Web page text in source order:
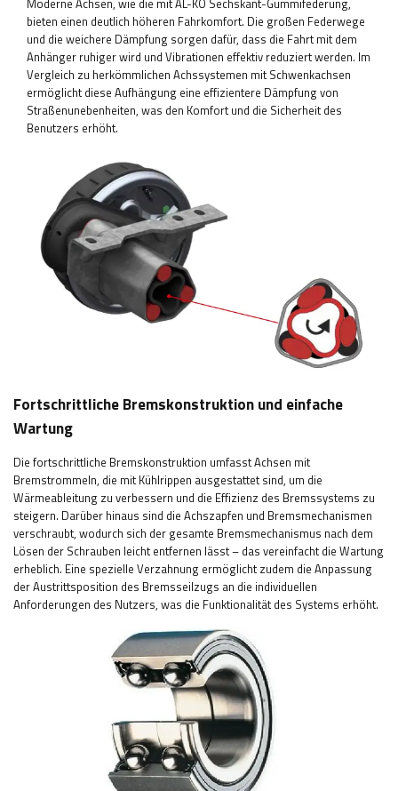
Moderne Achsen, wie die mit AL-KO Sechskant-Gummifederung,
bieten einen deutlich höheren Fahrkomfort. Die großen Federwege
und die weichere Dämpfung sorgen dafür, dass die Fahrt mit dem
Anhänger ruhiger wird und Vibrationen effektiv reduziert werden. Im
Vergleich zu herkömmlichen Achssystemen mit Schwenkachsen
ermöglicht diese Aufhängung eine effizientere Dämpfung von
Straßenunebenheiten, was den Komfort und die Sicherheit des
Benutzers erhöht.
Fortschrittliche Bremskonstruktion und einfache
Wartung
Die fortschrittliche Bremskonstruktion umfasst Achsen mit
Bremstrommeln, die mit Kühlrippen ausgestattet sind, um die
Wärmeableitung zu verbessern und die Effizienz des Bremssystems zu
steigern. Darüber hinaus sind die Achszapfen und Bremsmechanismen
verschraubt, wodurch sich der gesamte Bremsmechanismus nach dem
Lösen der Schrauben leicht entfernen lässt – das vereinfacht die Wartung
erheblich. Eine spezielle Verzahnung ermöglicht zudem die Anpassung
der Austrittsposition des Bremsseilzugs an die individuellen
Anforderungen des Nutzers, was die Funktionalität des Systems erhöht.